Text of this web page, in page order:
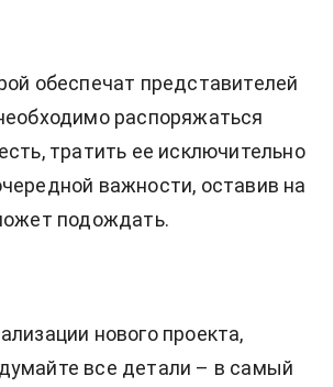
обеспечат представителей
распоряжаться
тратить ее исключительно
важности, оставив на
подождать.
нового проекта,
все детали – в самый